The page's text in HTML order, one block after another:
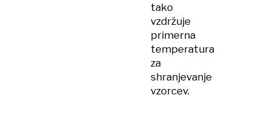
tako
vzdržuje
primerna
temperatura
za
shranjevanje
vzorcev.